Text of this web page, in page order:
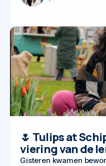
🌷 Tulips at
viering van de
Gisteren kwamen